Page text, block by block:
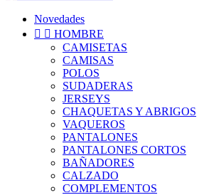
Novedades
  HOMBRE
CAMISETAS
CAMISAS
POLOS
SUDADERAS
JERSEYS
CHAQUETAS Y ABRIGOS
VAQUEROS
PANTALONES
PANTALONES CORTOS
BAÑADORES
CALZADO
COMPLEMENTOS